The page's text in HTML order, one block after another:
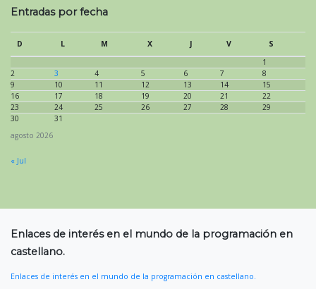
Entradas por fecha
agosto 2026
D L M X J V
S
1
2
3 4 5 6 7
8
9
10 11 12 13 14
15
16
17 18 19 20 21
22
23
24 25 26 27 28
29
30
31
« Jul
Enlaces de interés en el mundo de la programación en
castellano.
Enlaces de interés en el mundo de la programación en castellano.